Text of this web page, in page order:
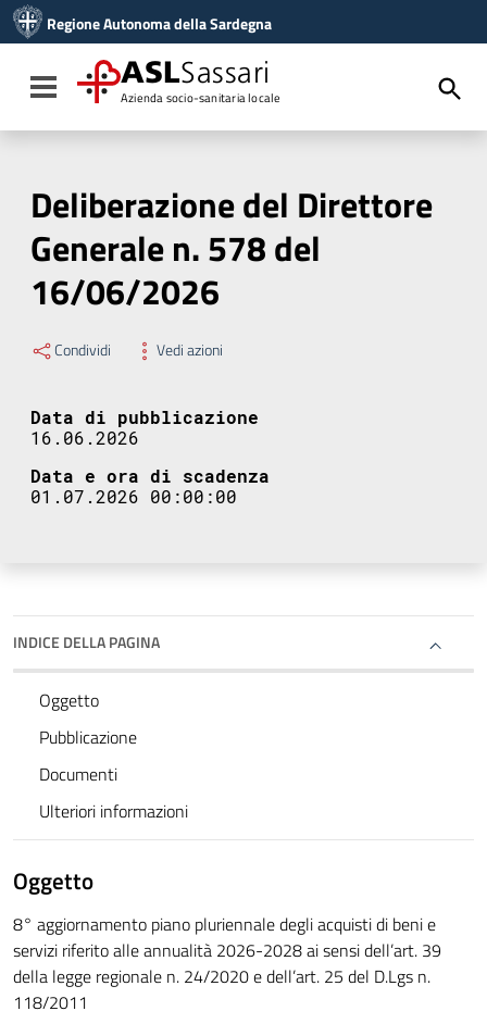
Vai al menu di navigazione
Vai al footer
Regione Autonoma della Sardegna
Toggle navigation
ASLSassari
Azienda socio-sanitaria locale
Deliberazione del Direttore
Generale n. 578 del
16/06/2026
Condividi Vedi azioni
Data di pubblicazione
16.06.2026
Data e ora di scadenza
01.07.2026 00:00:00
INDICE DELLA PAGINA
Oggetto
Pubblicazione
Documenti
Ulteriori informazioni
Oggetto
8° aggiornamento piano pluriennale degli acquisti di beni e
servizi riferito alle annualità 2026-2028 ai sensi dell’art. 39
della legge regionale n. 24/2020 e dell’art. 25 del D.Lgs n.
118/2011